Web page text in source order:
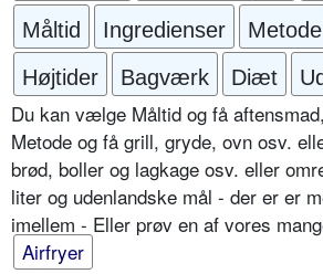
Måltid Ingredienser Metode
Højtider
Bagværk Diæt
Du kan vælge Måltid og få
Metode og få grill, gryde, ovn osv.
brød, boller og lagkage osv. eller
liter og udenlandske mål - der er er
imellem - Eller prøv en af vores
Airfryer